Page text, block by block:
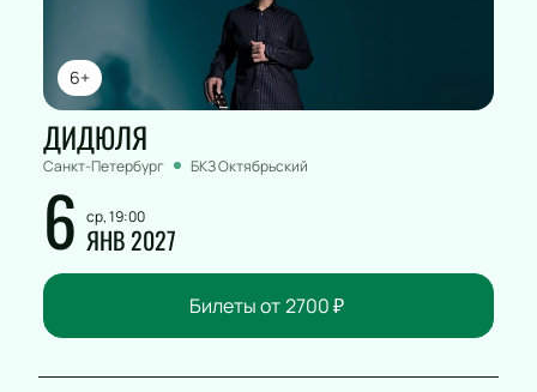
6+
ДИДЮЛЯ
Санкт-Петербург БКЗ Октябрьский
6 ср, 19:00
ЯНВ 2027
Билеты от 2700₽